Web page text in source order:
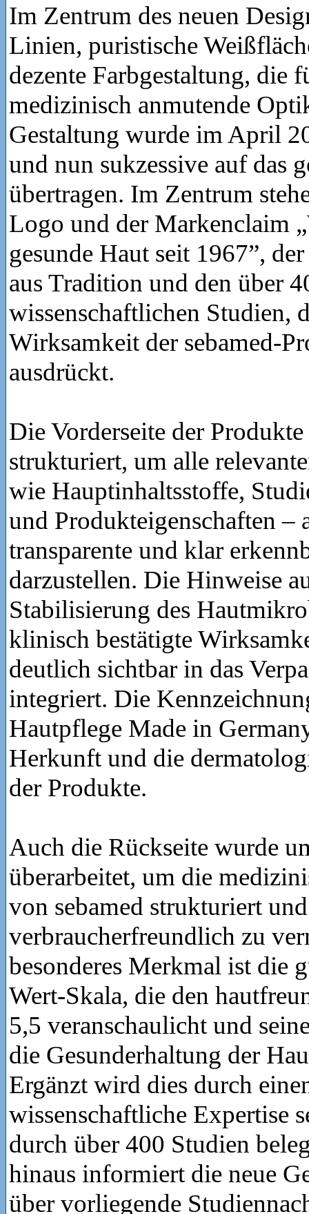
Im Zentrum des neuen
Linien, puristische
dezente Farbgestaltung, die
medizinisch anmutende
Gestaltung wurde im April
und nun sukzessive auf das
übertragen. Im Zentrum
Logo und der Markenclaim
gesunde Haut seit 1967”,
aus Tradition und den über
wissenschaftlichen Studien,
Wirksamkeit der sebamed-
ausdrückt.
Die Vorderseite der
strukturiert, um alle
wie Hauptinhaltsstoffe,
und Produkteigenschaften –
transparente und klar
darzustellen. Die Hinweise
Stabilisierung des
klinisch bestätigte
deutlich sichtbar in das
integriert. Die
Hautpflege Made in
Herkunft und die
der Produkte.
Auch die Rückseite wurde
überarbeitet, um die
von sebamed strukturiert und
verbraucherfreundlich zu
besonderes Merkmal ist die
Wert-Skala, die den
5,5 veranschaulicht und
die Gesunderhaltung der
Ergänzt wird dies durch
wissenschaftliche Expertise
durch über 400 Studien
hinaus informiert die neue
über vorliegende